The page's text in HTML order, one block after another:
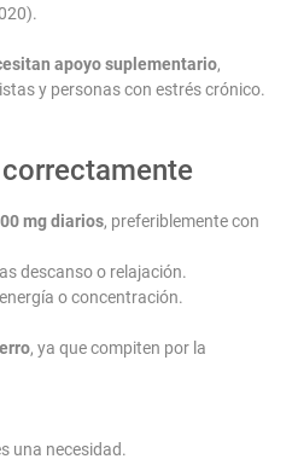
apoyo suplementario,
y personas con estrés crónico.
mg diarios, preferiblemente con
descanso o relajación.
o concentración.
, ya que compiten por la
una necesidad.